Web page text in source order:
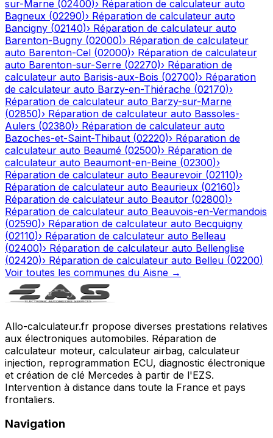
sur-Marne (02400)› Réparation de calculateur auto
Bagneux (02290)› Réparation de calculateur auto
Bancigny (02140)› Réparation de calculateur auto
Barenton-Bugny (02000)› Réparation de calculateur
auto Barenton-Cel (02000)› Réparation de calculateur
auto Barenton-sur-Serre (02270)› Réparation de
calculateur auto Barisis-aux-Bois (02700)› Réparation
de calculateur auto Barzy-en-Thiérache (02170)›
Réparation de calculateur auto Barzy-sur-Marne
(02850)› Réparation de calculateur auto Bassoles-
Aulers (02380)› Réparation de calculateur auto
Bazoches-et-Saint-Thibaut (02220)› Réparation de
calculateur auto Beaumé (02500)› Réparation de
calculateur auto Beaumont-en-Beine (02300)›
Réparation de calculateur auto Beaurevoir (02110)›
Réparation de calculateur auto Beaurieux (02160)›
Réparation de calculateur auto Beautor (02800)›
Réparation de calculateur auto Beauvois-en-Vermandois
(02590)› Réparation de calculateur auto Becquigny
(02110)› Réparation de calculateur auto Belleau
(02400)› Réparation de calculateur auto Bellenglise
(02420)› Réparation de calculateur auto Belleu (02200)
Voir toutes les communes du Aisne →
Allo-calculateur.fr propose diverses prestations relatives
aux électroniques automobiles. Réparation de
calculateur moteur, calculateur airbag, calculateur
injection, reprogrammation ECU, diagnostic électronique
et création de clé Mercedes à partir de l'EZS.
Intervention à distance dans toute la France et pays
frontaliers.
Navigation